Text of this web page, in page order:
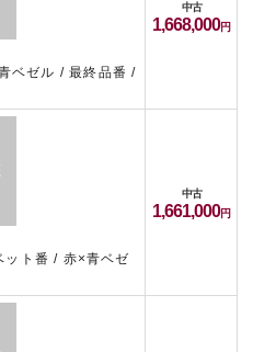
ベゼル / 最終品番 /
中古
1,668,000
ト番 / 赤×青ベゼ
中古
1,661,000